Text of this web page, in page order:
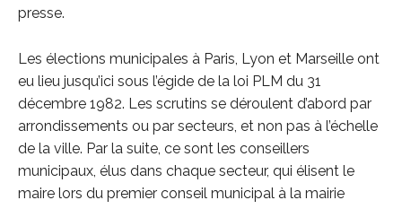
presse.
Les élections municipales à Paris, Lyon et Marseille ont
eu lieu jusqu’ici sous l’égide de la loi PLM du 31
décembre 1982. Les scrutins se déroulent d’abord par
arrondissements ou par secteurs, et non pas à l’échelle
de la ville. Par la suite, ce sont les conseillers
municipaux, élus dans chaque secteur, qui élisent le
maire lors du premier conseil municipal à la mairie